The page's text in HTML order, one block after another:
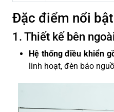
Đặc điểm nổi
1. Thiết kế bên
Hệ thống điều khiển
linh hoạt, đèn báo